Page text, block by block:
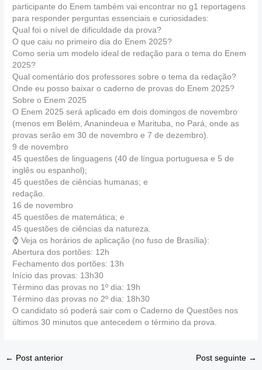
participante do Enem também vai encontrar no g1 reportagens
para responder perguntas essenciais e curiosidades:
Qual foi o nível de dificuldade da prova?
O que caiu no primeiro dia do Enem 2025?
Como seria um modelo ideal de redação para o tema do Enem
2025?
Qual comentário dos professores sobre o tema da redação?
Onde eu posso baixar o caderno de provas do Enem 2025?
Sobre o Enem 2025
O Enem 2025 será aplicado em dois domingos de novembro
(menos em Belém, Ananindeua e Marituba, no Pará, onde as
provas serão em 30 de novembro e 7 de dezembro).
9 de novembro
45 questões de linguagens (40 de língua portuguesa e 5 de
inglês ou espanhol);
45 questões de ciências humanas; e
redação.
16 de novembro
45 questões de matemática; e
45 questões de ciências da natureza.
⌚ Veja os horários de aplicação (no fuso de Brasília):
Abertura dos portões: 12h
Fechamento dos portões: 13h
Início das provas: 13h30
Término das provas no 1º dia: 19h
Término das provas no 2º dia: 18h30
O candidato só poderá sair com o Caderno de Questões nos
últimos 30 minutos que antecedem o término da prova.
← Post anterior Post seguinte →